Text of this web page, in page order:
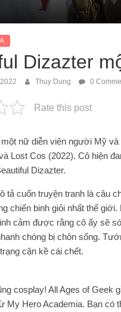
Dizazter
Thuy Dung 0
Rate this post
một nữ diễn viên người Mỹ
Lost Cos (2022). Cô hiện
Dizazter.
tả cuốn truyện tranh là câu
chiến binh giỏi nhất thế
cảm được rằng cô ấy sẽ
chóng bị chôn sống.
cận kề cái chết.
cosplay! All Ages of Geek
My Hero Academia. Bạn có